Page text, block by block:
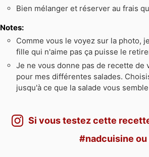
Bien mélanger et réserver au frais
Notes:
Comme vous le voyez sur la photo,
fille qui n'aime pas ça puisse le
Je ne vous donne pas de recette
pour mes différentes salades.
jusqu'à ce que la salade vous
Si vous testez cette
#nadcuisine